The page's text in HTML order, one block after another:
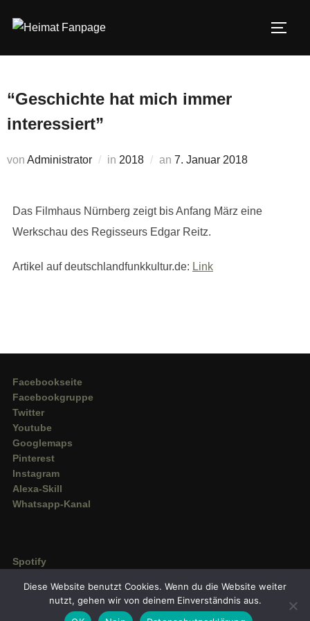
Inhalt
“Geschichte hat mich immer
interessiert”
von Administrator in 2018 an Veröffentlicht
7. Januar 2018
Das Filmhaus Nürnberg zeigt bis Anfang März eine
Werkschau des Regisseurs Edgar Reitz.
Artikel auf deutschlandfunkkultur.de: Link
Facebookseite
Facebookgruppe
Twitter
Youtube
Googlemaps
Pinterest
Instagram
Alexa-Skill
Whatsapp-Kanal
Spotify
Amazon Music
Diese Website benutzt Cookies. Wenn du die Website weiter
nutzt, gehen wir von deinem Einverständnis aus.